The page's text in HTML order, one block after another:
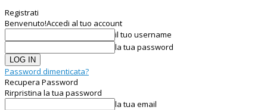
Registrati
Benvenuto!Accedi al tuo account
il tuo username
la tua password
Password dimenticata?
Recupera Password
Rirpristina la tua password
la tua email